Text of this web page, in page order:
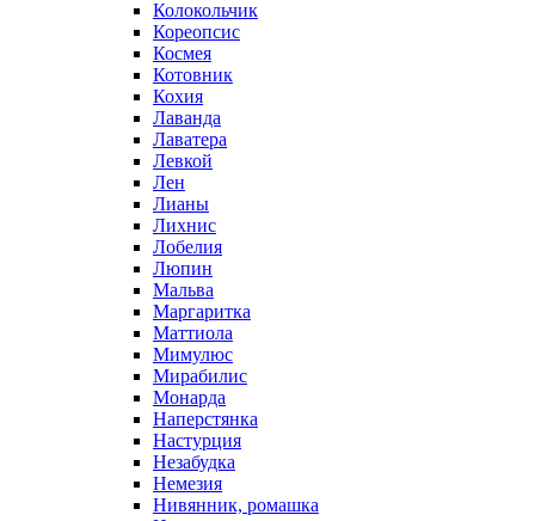
Колокольчик
Кореопсис
Космея
Котовник
Кохия
Лаванда
Лаватера
Левкой
Лен
Лианы
Лихнис
Лобелия
Люпин
Мальва
Маргаритка
Маттиола
Мимулюс
Мирабилис
Монарда
Наперстянка
Настурция
Незабудка
Немезия
Нивянник, ромашка